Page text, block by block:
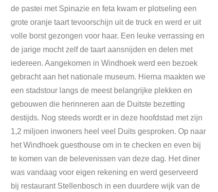
de pastei met Spinazie en feta kwam er plotseling een
grote oranje taart tevoorschijn uit de truck en werd er uit
volle borst gezongen voor haar. Een leuke verrassing en
de jarige mocht zelf de taart aansnijden en delen met
iedereen. Aangekomen in Windhoek werd een bezoek
gebracht aan het nationale museum. Hierna maakten we
een stadstour langs de meest belangrijke plekken en
gebouwen die herinneren aan de Duitste bezetting
destijds. Nog steeds wordt er in deze hoofdstad met zijn
1,2 miljoen inwoners heel veel Duits gesproken. Op naar
het Windhoek guesthouse om in te checken en even bij
te komen van de belevenissen van deze dag. Het diner
was vandaag voor eigen rekening en werd geserveerd
bij restaurant Stellenbosch in een duurdere wijk van de